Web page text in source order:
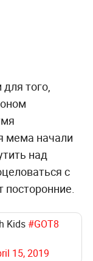
того,
мема начали
над
с
Kids #GOT8
15, 2019